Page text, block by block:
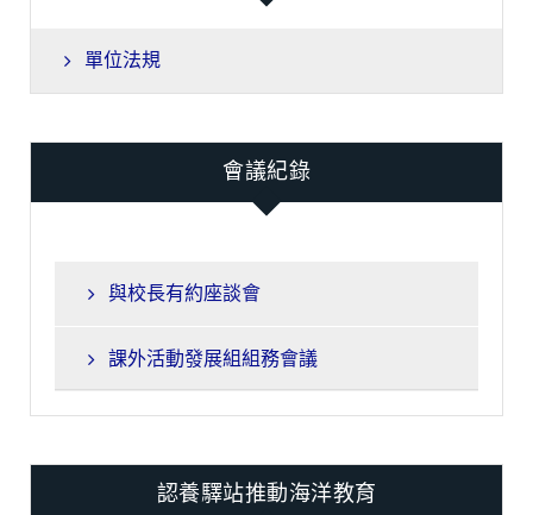
單位法規
會議紀錄
與校長有約座談會
課外活動發展組組務會議
認養驛站推動海洋教育